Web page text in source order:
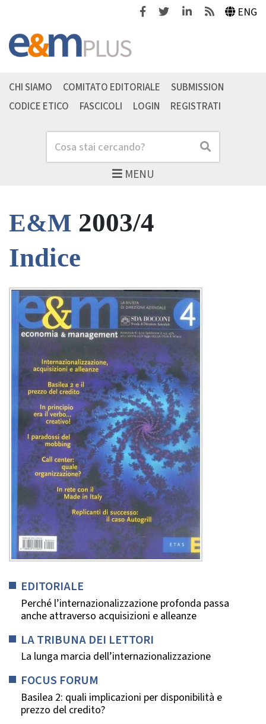
FacebookTwitterLinkedinFeeds ENG
MENU
Cerca Cerca
CHI SIAMO COMITATO EDITORIALE
SUBMISSION
CODICE ETICO
FASCICOLI LOGIN REGISTRATI
E&M 2003/4
Indice
EDITORIALE
Perché l’internazionalizzazione profonda passa
anche attraverso acquisizioni e alleanze
LA TRIBUNA DEI LETTORI
La lunga marcia dell’internazionalizzazione
FOCUS FORUM
Basilea 2: quali implicazioni per disponibilità e
prezzo del credito?